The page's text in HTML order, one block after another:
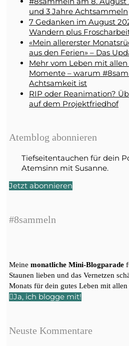
und 3 Jahre Achtsammeln
7 Gedanken im August
Wandern plus
«Mein allererster
aus den Ferien» – Das
Mehr vom Leben mit allen
Momente – warum
Achtsamkeit ist
RIP oder Reanimation?
auf dem Projektfriedhof
Atemblog abonnieren
Tiefseitentauchen für dein
Atemsinn mit Susanne.
Jetzt abonnieren
#8sammeln
Meine monatliche Mini-Blogparade
Staunen lieben und das Vernetzen
Monats für dein gutes Leben mit allen
Ja, ich blogge mit!
Neuste Kommentare